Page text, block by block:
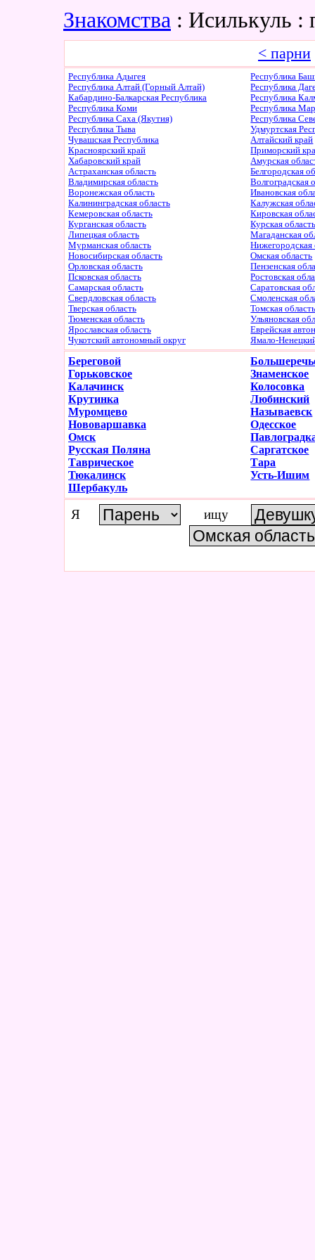
Знакомства : Исилькуль
< парни
Республика Адыгея
Республика
Республика Алтай (Горный Алтай)
Республика
Кабардино-Балкарская Республика
Республика
Республика Коми
Республика
Республика Саха (Якутия)
Республика
Республика Тыва
Удмуртская
Чувашская Республика
Алтайский край
Красноярский край
Приморский
Хабаровский край
Амурская
Астраханская область
Белгородская
Владимирская область
Волгоградская
Воронежская область
Ивановская
Калининградская область
Калужская
Кемеровская область
Кировская
Курганская область
Курская
Липецкая область
Магаданская
Мурманская область
Нижегородская
Новосибирская область
Омская область
Орловская область
Пензенская
Псковская область
Ростовская
Самарская область
Саратовская
Свердловская область
Смоленская
Тверская область
Томская
Тюменская область
Ульяновская
Ярославская область
Еврейская
Чукотский автономный округ
Ямало-
Береговой
Горьковское
Знаменское
Калачинск
Колосовка
Крутинка
Любинский
Муромцево
Называевск
Нововаршавка
Одесское
Омск
Русская Поляна
Саргатское
Таврическое
Тара
Тюкалинск
Усть-Ишим
Шербакуль
Я ищу